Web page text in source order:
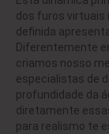
dos furos virtuais
definida
Diferentemente
criamos nosso
especialistas de
profundidade da
diretamente
para realismo te